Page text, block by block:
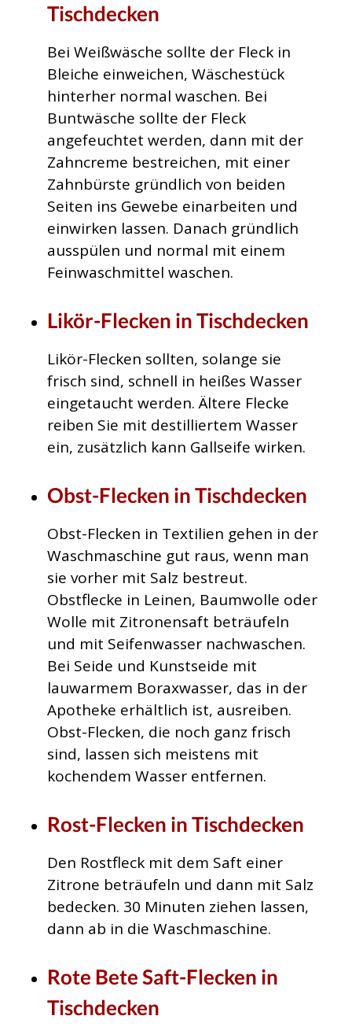
Tischdecken
Bei Weißwäsche sollte der Fleck in
Bleiche einweichen, Wäschestück
hinterher normal waschen. Bei
Buntwäsche sollte der Fleck
angefeuchtet werden, dann mit der
Zahncreme bestreichen, mit einer
Zahnbürste gründlich von beiden
Seiten ins Gewebe einarbeiten und
einwirken lassen. Danach gründlich
ausspülen und normal mit einem
Feinwaschmittel waschen.
Likör-Flecken in Tischdecken
Likör-Flecken sollten, solange sie
frisch sind, schnell in heißes Wasser
eingetaucht werden. Ältere Flecke
reiben Sie mit destilliertem Wasser
ein, zusätzlich kann Gallseife wirken.
Obst-Flecken in Tischdecken
Obst-Flecken in Textilien gehen in der
Waschmaschine gut raus, wenn man
sie vorher mit Salz bestreut.
Obstflecke in Leinen, Baumwolle oder
Wolle mit Zitronensaft beträufeln
und mit Seifenwasser nachwaschen.
Bei Seide und Kunstseide mit
lauwarmem Boraxwasser, das in der
Apotheke erhältlich ist, ausreiben.
Obst-Flecken, die noch ganz frisch
sind, lassen sich meistens mit
kochendem Wasser entfernen.
Rost-Flecken in Tischdecken
Den Rostfleck mit dem Saft einer
Zitrone beträufeln und dann mit Salz
bedecken. 30 Minuten ziehen lassen,
dann ab in die Waschmaschine.
Rote Bete Saft-Flecken in
Tischdecken